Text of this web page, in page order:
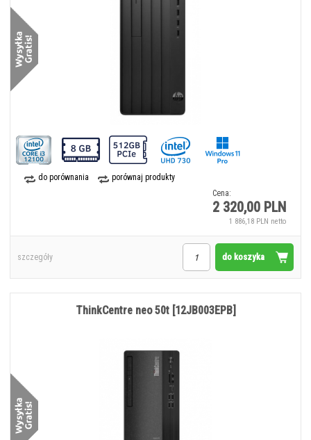
do porównania
porównaj produkty
Cena:
2 320,00 PLN
1 886,18 PLN netto
do koszyka
szczegóły
ThinkCentre neo 50t [12JB003EPB]